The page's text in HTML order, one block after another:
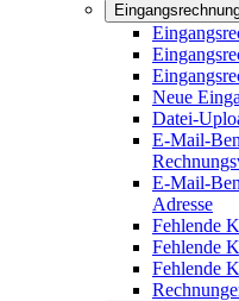
Neue
Datei-
E-Mail-
E-Mail-
Adresse
Fehlende
Fehlende
Fehlende